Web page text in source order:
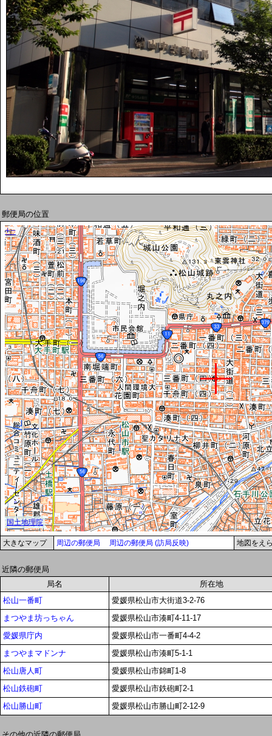
郵便局の位置
大きなマップ 周辺の郵便局 周辺の郵便局 (訪局反映) 地図をえ
近隣の郵便局
局名
所在地
松山一番町
愛媛県松山市大街道3-2-76
まつやま坊っちゃん
愛媛県松山市湊町4-11-17
愛媛県庁内
愛媛県松山市一番町4-4-2
まつやまマドンナ
愛媛県松山市湊町5-1-1
松山唐人町
愛媛県松山市錦町1-8
松山鉄砲町
愛媛県松山市鉄砲町2-1
松山勝山町
愛媛県松山市勝山町2-12-9